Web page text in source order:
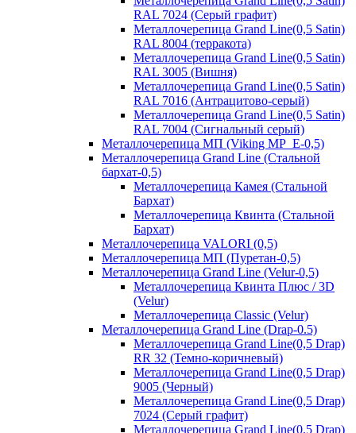
RAL 7024 (Серый графит)
Металлочерепица Grand Line(0,5 Satin)
RAL 8004 (терракота)
Металлочерепица Grand Line(0,5 Satin)
RAL 3005 (Вишня)
Металлочерепица Grand Line(0,5 Satin)
RAL 7016 (Антрацитово-серый)
Металлочерепица Grand Line(0,5 Satin)
RAL 7004 (Сигнальный серый)
Металлочерепица МП (Viking MP_E-0,5)
Металлочерепица Grand Line (Стальной
бархат-0,5)
Металлочерепица Камея (Стальной
Бархат)
Металлочерепица Квинта (Стальной
Бархат)
Металлочерепица VALORI (0,5)
Металлочерепица МП (Пуретан-0,5)
Металлочерепица Grand Line (Velur-0,5)
Металлочерепица Квинта Плюс / 3D
(Velur)
Металлочерепица Classic (Velur)
Металлочерепица Grand Line (Drap-0.5)
Металлочерепица Grand Line(0,5 Drap)
RR 32 (Темно-коричневый)
Металлочерепица Grand Line(0,5 Drap)
9005 (Черный)
Металлочерепица Grand Line(0,5 Drap)
7024 (Серый графит)
Металлочерепица Grand Line(0,5 Drap)